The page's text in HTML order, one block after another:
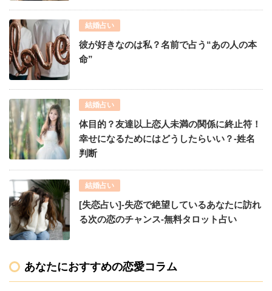
結婚占い
彼が好きなのは私？名前で占う“あの人の本
命”
結婚占い
体目的？友達以上恋人未満の関係に終止符！
幸せになるためにはどうしたらいい？-姓名
判断
結婚占い
[失恋占い]-失恋で絶望しているあなたに訪れ
る次の恋のチャンス-無料タロット占い
あなたにおすすめの恋愛コラム